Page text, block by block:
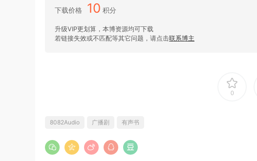
下载价格 10 积分
升级VIP更划算，本博资源均可下载
若链接失效或不匹配等其它问题，请点击联系博主
0
8082Audio 广播剧 有声书